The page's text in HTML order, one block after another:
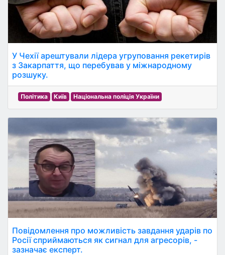
У Чехії арештували лідера угруповання рекетирів
з Закарпаття, що перебував у міжнародному
розшуку.
Політика Київ Національна поліція України
Повідомлення про можливість завдання ударів по
Росії сприймаються як сигнал для агресорів, -
зазначає експерт.